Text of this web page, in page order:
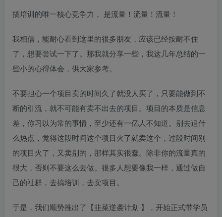
搞培训的唯一核心竞争力， 是流量！流量！流量！
我相信，能耐心看到这里的很多朋友，应该已经按耐不住
了，想要尝试一下了。那我就分享一些，我这几年总结的一
些小的心得体会，供大家参考。
不要担心一个项目卖的时间久了就没人买了，只要能做到不
断的引流，就不可能有卖不出去的项目。项目的本质是信息
差，你习以为常的事情，至少还有一亿人不知道。别去追什
么热点，觉得这段时间这个项目火了就卖这个，过段时间别
的项目火了，又卖别的，那样其实很蠢。除非你的流量真的
很大，否则不要这么去做。很多人想要像我一样，通过做自
己的社群，去搞培训，去卖项目。
于是，我们顺势推出了【韭菜逆袭计划 】，开始正式带学员